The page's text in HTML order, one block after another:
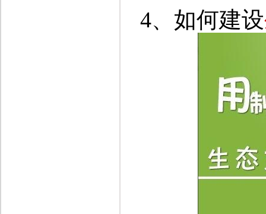
4、 如何建设